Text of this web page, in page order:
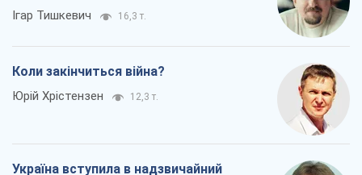
Ігар Тишкевич 16,3 т.
Коли закінчиться війна?
Юрій Хрістензен 12,3 т.
Україна вступила в надзвичайний